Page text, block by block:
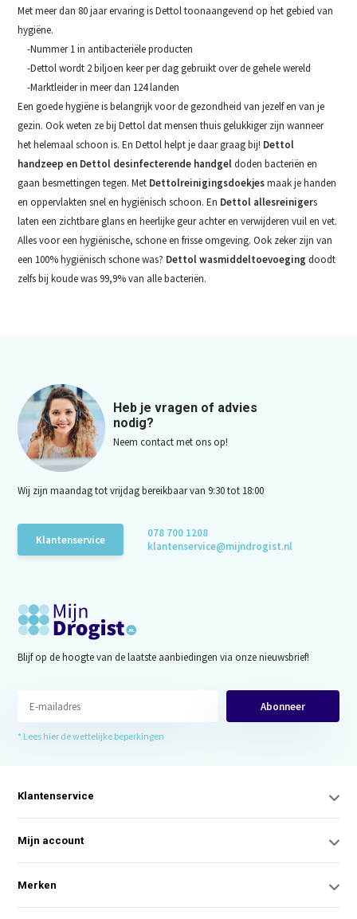
Met meer dan 80 jaar ervaring is Dettol toonaangevend op het gebied van
hygiëne.
-Nummer 1 in antibacteriële producten
-Dettol wordt 2 biljoen keer per dag gebruikt over de gehele wereld
-Marktleider in meer dan 124 landen
Een goede hygiëne is belangrijk voor de gezondheid van jezelf en van je
gezin. Ook weten ze bij Dettol dat mensen thuis gelukkiger zijn wanneer
het helemaal schoon is. En Dettol helpt je daar graag bij! Dettol
handzeep en Dettol desinfecterende handgeldoden bacteriën en
gaan besmettingen tegen. Met Dettolreinigingsdoekjesmaak je handen
en oppervlakten snel en hygiënisch schoon. En Dettol allesreinigers
laten een zichtbare glans en heerlijke geur achter en verwijderen vuil en vet.
Alles voor een hygiënische, schone en frisse omgeving. Ook zeker zijn van
een 100% hygiënisch schone was? Dettol wasmiddeltoevoeging doodt
zelfs bij koude was 99,9% van alle bacteriën.
Heb je vragen of advies
nodig?
Neem contact met ons op!
Wij zijn maandag tot vrijdag bereikbaar van 9:30 tot 18:00
Klantenservice
078 700 1208
klantenservice@mijndrogist.nl
Blijf op de hoogte van de laatste aanbiedingen via onze nieuwsbrief!
Abonneer
* Lees hier de wettelijke beperkingen
Klantenservice
Mijn account
Merken